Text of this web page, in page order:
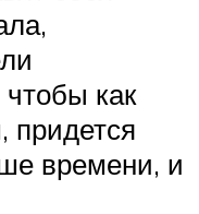
как
придется
времени, и